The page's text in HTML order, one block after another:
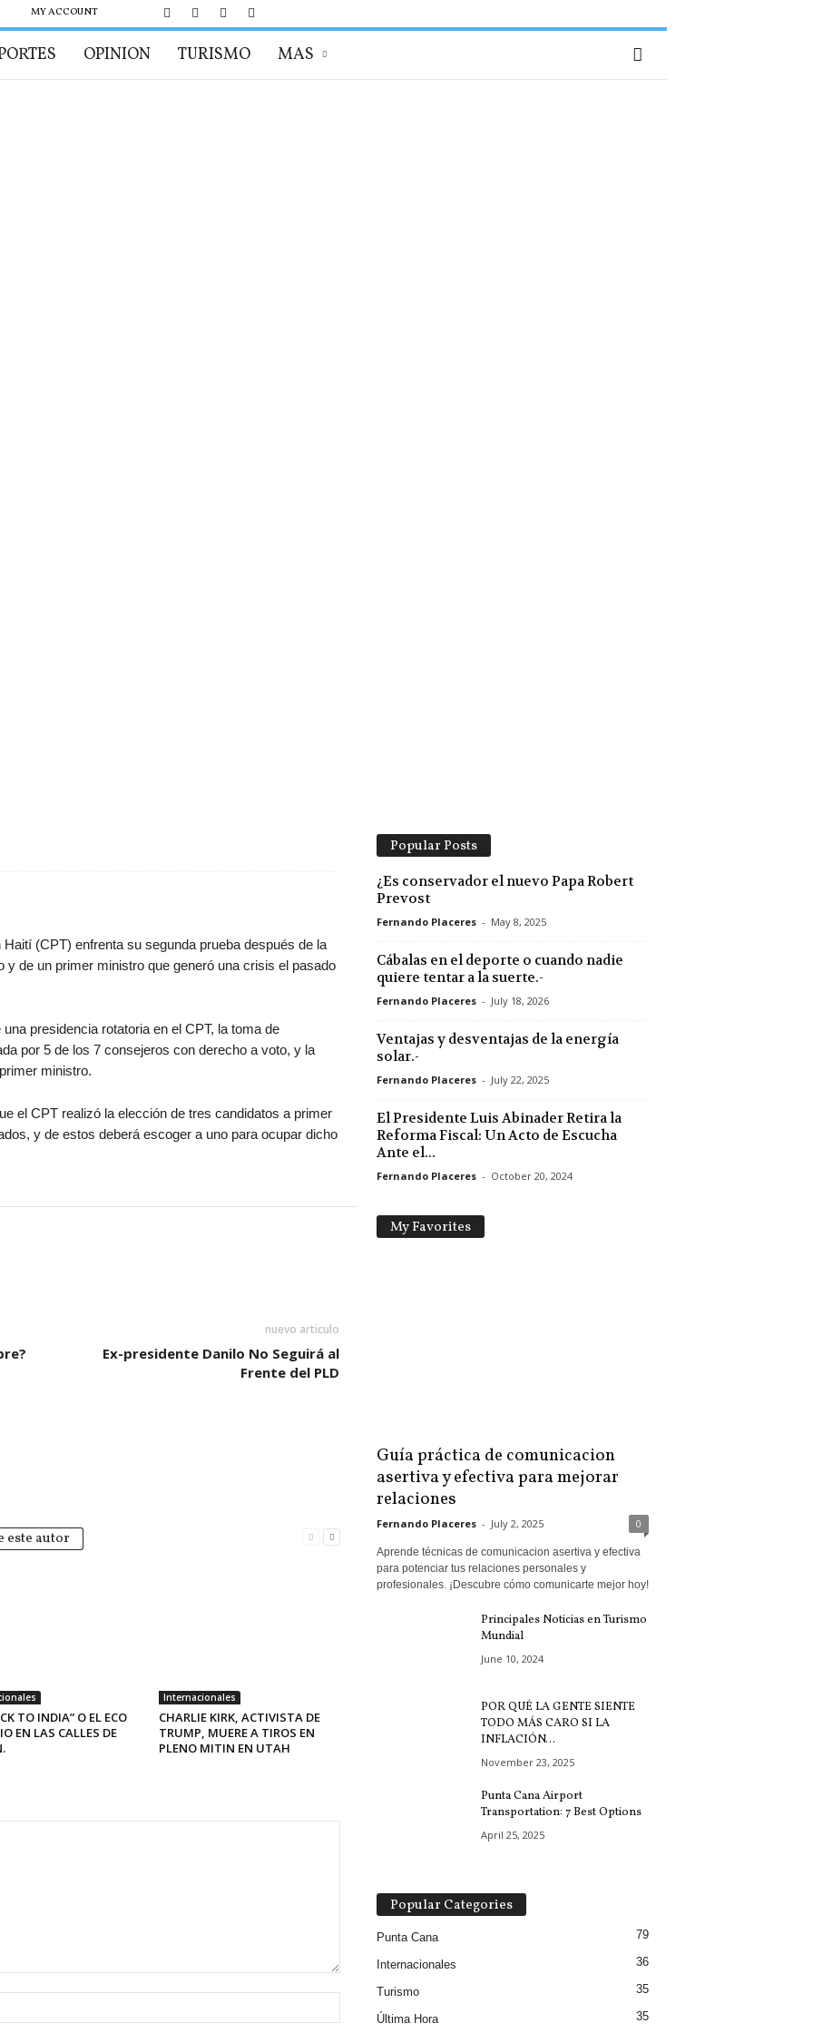
MY ACCOUNT
OPINION TURISMO MAS
(CPT) enfrenta su segunda prueba después de la
de un primer ministro que generó una crisis el pasado
presidencia rotatoria en el CPT, la toma de
por 5 de los 7 consejeros con derecho a voto, y la
ministro.
el CPT realizó la elección de tres candidatos a primer
y de estos deberá escoger a uno para ocupar dicho
nuevo articulo
Ex-presidente Danilo No Seguirá al
Frente del PLD
este autor
TO INDIA” O EL ECO
EN LAS CALLES DE
Internacionales
CHARLIE KIRK, ACTIVISTA DE
TRUMP, MUERE A TIROS EN
PLENO MITIN EN UTAH
Popular Posts
¿Es conservador el nuevo Papa Robert
Prevost
Fernando Placeres - May 8, 2025
Cábalas en el deporte o cuando nadie
quiere tentar a la suerte.-
Fernando Placeres - July 18, 2026
Ventajas y desventajas de la energía
solar.-
Fernando Placeres - July 22, 2025
El Presidente Luis Abinader Retira la
Reforma Fiscal: Un Acto de Escucha
Ante el...
Fernando Placeres - October 20, 2024
My Favorites
Guía práctica de comunicacion
asertiva y efectiva para mejorar
relaciones
Fernando Placeres - July 2, 2025 0
Aprende técnicas de comunicacion asertiva y efectiva
para potenciar tus relaciones personales y
profesionales. ¡Descubre cómo comunicarte mejor hoy!
Principales Noticias en Turismo
Mundial
June 10, 2024
POR QUÉ LA GENTE SIENTE
TODO MÁS CARO SI LA
INFLACIÓN...
November 23, 2025
Punta Cana Airport
Transportation: 7 Best Options
April 25, 2025
Popular Categories
Punta Cana 79
Internacionales 36
Turismo 35
Última Hora 35